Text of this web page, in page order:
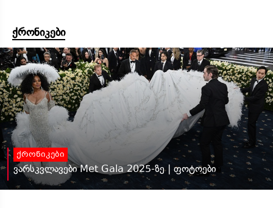
ქრონიკები
ქრონიკები
ვარსკვლავები Met Gala 2025-ზე | ფოტოები